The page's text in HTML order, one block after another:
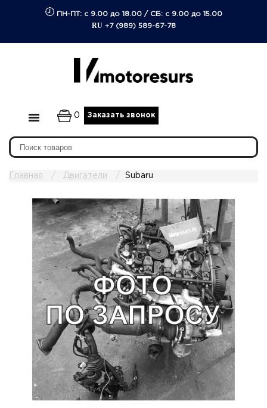
ПН-ПТ: с 9.00 до 18.00/ СБ: с 9.00 до 15.00
RU +7 (989) 589-67-78
0 Заказать звонок
Главная Двигатели Subaru